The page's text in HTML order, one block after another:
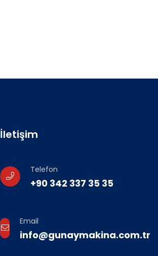
İletişim
Telefon
+90 342 337 35 35
Email
info@gunaymakina.com.tr